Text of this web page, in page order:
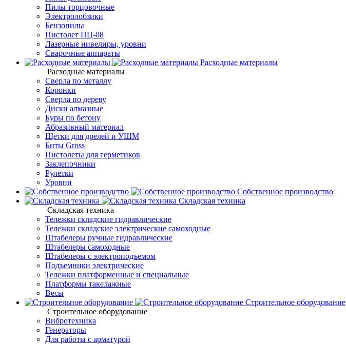
Пилы торцовочные
Электролобзики
Бензопилы
Пистолет ПЦ-08
Лазерные нивелиры, уровни
Сварочные аппараты
Расходные материалы
Расходные материалы
Сверла по металлу
Коронки
Сверла по дереву
Диски алмазные
Буры по бетону
Абразивный материал
Щетки для дрелей и УШМ
Биты Gross
Пистолеты для герметиков
Заклепочники
Рулетки
Уровни
Собственное производство
Складская техника
Складская техника
Тележки складские гидравлические
Тележки складские электрические самоходные
Штабелеры ручные гидравлические
Штабелеры самоходные
Штабелеры с электроподъемом
Подъемники электрические
Тележки платформенные и специальные
Платформы такелажные
Весы
Строительное оборудование
Строительное оборудование
Вибротехника
Генераторы
Для работы с арматурой